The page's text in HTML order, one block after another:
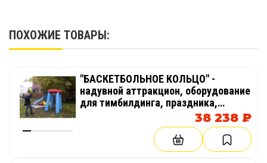
ПОХОЖИЕ ТОВАРЫ:
"БАСКЕТБОЛЬНОЕ КОЛЬЦО" -
надувной аттракцион, оборудование
для тимбилдинга, праздника,
корпоратива, соревнований,
веселых стартов, эстафет
38 238 ₽